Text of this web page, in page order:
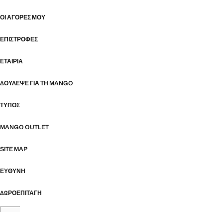
ΟΙ ΑΓΟΡΈΣ ΜΟΥ
ΕΠΙΣΤΡΟΦΈΣ
ΕΤΑΙΡΊΑ
ΔΟΎΛΕΨΕ ΓΙΑ ΤΗ MANGO
ΤΎΠΟΣ
MANGO OUTLET
SITE MAP
ΕΥΘΥΝΗ
ΔΩΡΟΕΠΙΤΑΓΉ